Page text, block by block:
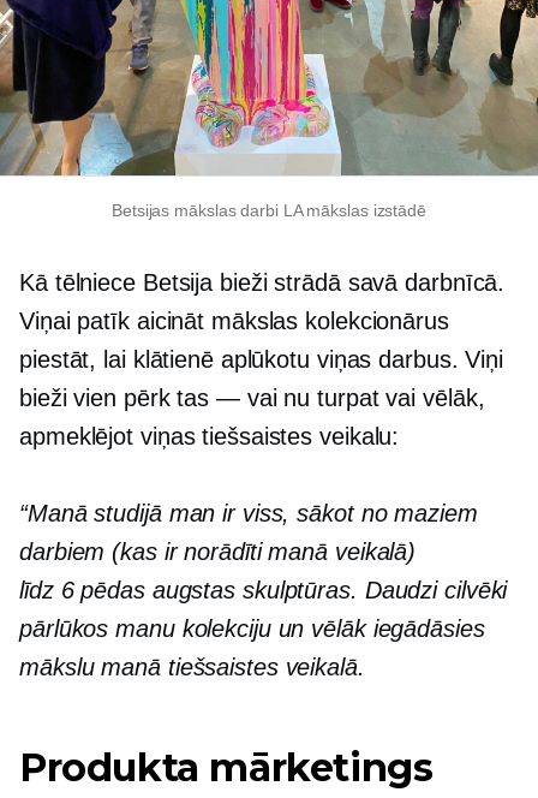
Betsijas mākslas darbi LA mākslas izstādē
Kā tēlniece Betsija bieži strādā savā darbnīcā.
Viņai patīk aicināt mākslas kolekcionārus
piestāt, lai klātienē aplūkotu viņas darbus. Viņi
bieži vien pērktas — vai nu turpat vai vēlāk,
apmeklējot viņas tiešsaistes veikalu:
“Manā studijā man ir viss, sākot no maziem
darbiem (kas ir norādīti manā veikalā)
līdz 6 pēdasaugstas skulptūras. Daudzi cilvēki
pārlūkos manu kolekciju un vēlāk iegādāsies
mākslu manā tiešsaistes veikalā.
Produkta mārketings